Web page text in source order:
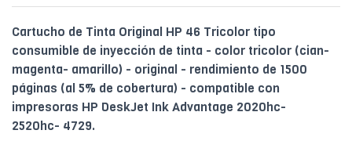
Cartucho de Tinta Original HP 46 Tricolor tipo
consumible de inyección de tinta - color tricolor (cian-
magenta- amarillo) - original - rendimiento de 1500
páginas (al 5% de cobertura) - compatible con
impresoras HP DeskJet Ink Advantage 2020hc-
2520hc- 4729.